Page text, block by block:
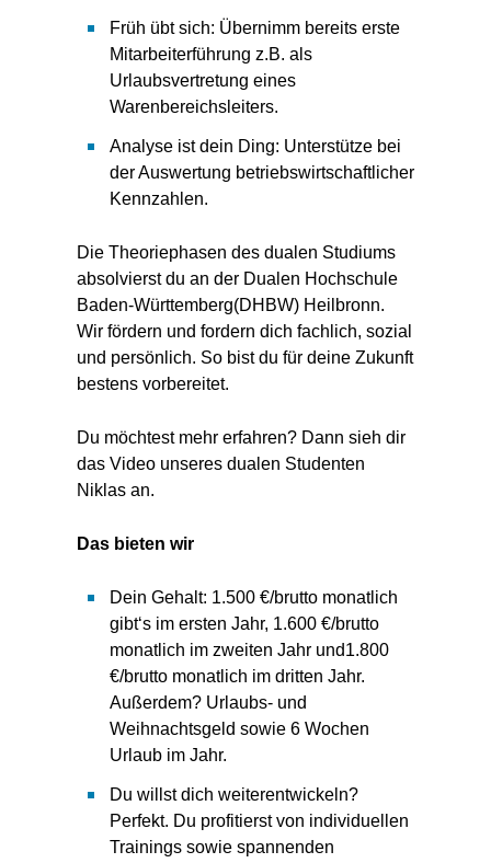
Früh übt sich: Übernimm bereits erste
Mitarbeiterführung z.B. als
Urlaubsvertretung eines
Warenbereichsleiters.
Analyse ist dein Ding: Unterstütze bei
der Auswertung betriebswirtschaftlicher
Kennzahlen.
Die Theoriephasen des dualen Studiums
absolvierst du an der Dualen Hochschule
Baden-Württemberg(DHBW) Heilbronn.
Wir fördern und fordern dich fachlich, sozial
und persönlich. So bist du für deine Zukunft
bestens vorbereitet.
Du möchtest mehr erfahren? Dann sieh dir
das Video unseres dualen Studenten
Niklas an.
Das bieten wir
Dein Gehalt: 1.500 €/brutto monatlich
gibt‘s im ersten Jahr, 1.600 €/brutto
monatlich im zweiten Jahr und1.800
€/brutto monatlich im dritten Jahr.
Außerdem? Urlaubs- und
Weihnachtsgeld sowie 6 Wochen
Urlaub im Jahr.
Du willst dich weiterentwickeln?
Perfekt. Du profitierst von individuellen
Trainings sowie spannenden